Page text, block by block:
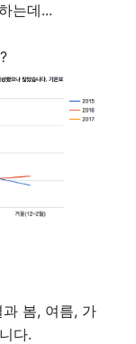
는데...
봄, 여름, 가
다.